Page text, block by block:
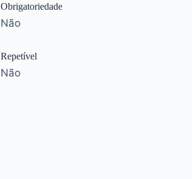
Obrigatoriedade
Não
Repetível
Não